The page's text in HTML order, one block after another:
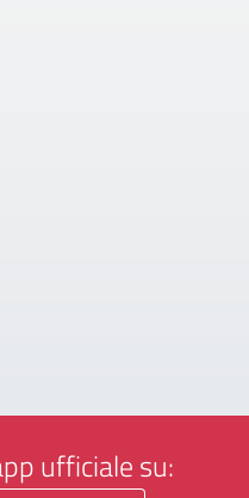
ufficiale su: